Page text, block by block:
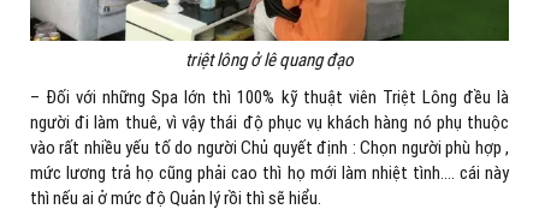
triệt lông ở lê quang đạo
– Đối với những Spa lớn thì 100% kỹ thuật viên Triệt Lông đều là
người đi làm thuê, vì vậy thái độ phục vụ khách hàng nó phụ thuộc
vào rất nhiều yếu tố do người Chủ quyết định : Chọn người phù hợp ,
mức lương trả họ cũng phải cao thì họ mới làm nhiệt tình…. cái này
thì nếu ai ở mức độ Quản lý rồi thì sẽ hiểu.